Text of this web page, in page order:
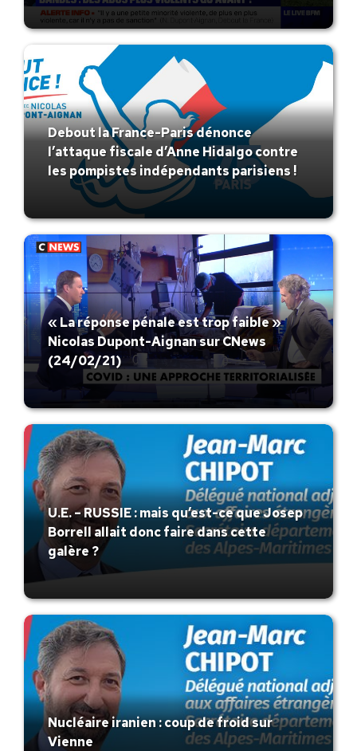
Debout la France-Paris dénonce
l’attaque fiscale d’Anne Hidalgo contre
les pompistes indépendants parisiens !
« La réponse pénale est trop faible »
Nicolas Dupont-Aignan sur CNews
(24/02/21)
U.E. – RUSSIE : mais qu’est-ce que Josep
Borrell allait donc faire dans cette
galère ?
Nucléaire iranien : coup de froid sur
Vienne